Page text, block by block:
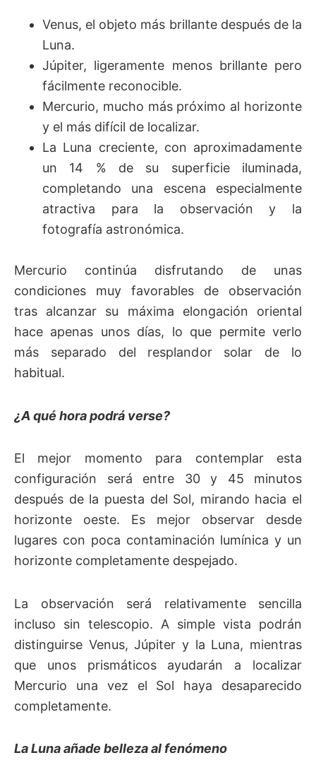
Venus, el objeto más brillante después de la
Luna.
Júpiter, ligeramente menos brillante pero
fácilmente reconocible.
Mercurio, mucho más próximo al horizonte
y el más difícil de localizar.
La Luna creciente, con aproximadamente
un 14 % de su superficie iluminada,
completando una escena especialmente
atractiva para la observación y la
fotografía astronómica.
Mercurio continúa disfrutando de unas
condiciones muy favorables de observación
tras alcanzar su máxima elongación oriental
hace apenas unos días, lo que permite verlo
más separado del resplandor solar de lo
habitual.
¿A qué hora podrá verse?
El mejor momento para contemplar esta
configuración será entre 30 y 45 minutos
después de la puesta del Sol, mirando hacia el
horizonte oeste. Es mejor observar desde
lugares con poca contaminación lumínica y un
horizonte completamente despejado.
La observación será relativamente sencilla
incluso sin telescopio. A simple vista podrán
distinguirse Venus, Júpiter y la Luna, mientras
que unos prismáticos ayudarán a localizar
Mercurio una vez el Sol haya desaparecido
completamente.
La Luna añade belleza al fenómeno